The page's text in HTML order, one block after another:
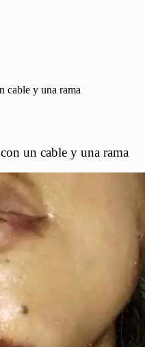
cable y una rama
un cable y una rama